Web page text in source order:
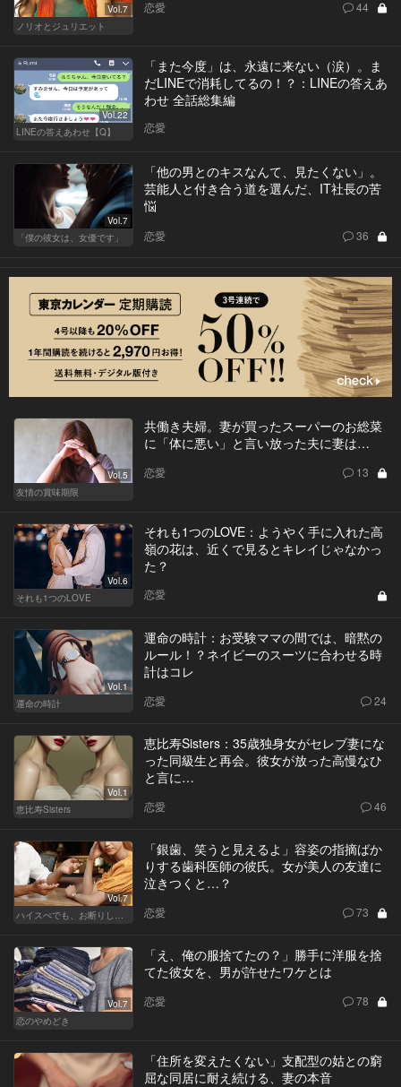
Vol.7
ノリオとジュリエット
恋愛 44
Vol.22
LINEの答えあわせ【Q】
「また今度」は、永遠に来ない（涙）。ま
だLINEで消耗してるの！？：LINEの答えあ
わせ 全話総集編
恋愛
Vol.7
「僕の彼女は、女優です」
「他の男とのキスなんて、見たくない」。
芸能人と付き合う道を選んだ、IT社長の苦
悩
恋愛 36
Vol.5
友情の賞味期限
共働き夫婦。妻が買ったスーパーのお総菜
に「体に悪い」と言い放った夫に妻は…
恋愛 13
Vol.6
それも1つのLOVE
それも1つのLOVE：ようやく手に入れた高
嶺の花は、近くで見るとキレイじゃなかっ
た？
恋愛
Vol.1
運命の時計
運命の時計：お受験ママの間では、暗黙の
ルール！？ネイビーのスーツに合わせる時
計はコレ
恋愛 24
Vol.1
恵比寿Sisters
恵比寿Sisters：35歳独身女がセレブ妻にな
った同級生と再会。彼女が放った高慢なひ
と言に…
恋愛 46
Vol.7
ハイスぺでも、お断りします！
「銀歯、笑うと見えるよ」容姿の指摘ばか
りする歯科医師の彼氏。女が美人の友達に
泣きつくと…？
恋愛 73
Vol.7
恋のやめどき
「え、俺の服捨てたの？」勝手に洋服を捨
てた彼女を、男が許せたワケとは
恋愛 78
「住所を変えたくない」支配型の姑との窮
屈な同居に耐え続ける、妻の本音